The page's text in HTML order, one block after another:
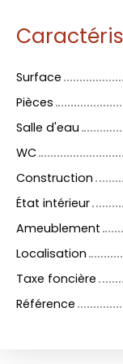
Surface
Pièces
Salle d'eau
WC
Construction
État intérieur
Ameublement
Localisation
Taxe foncière
Référence